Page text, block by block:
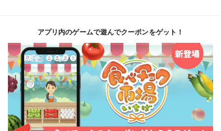
━━━━━━━━━━━━━━
1パックでも4パックでも送料は同じです◎
ご家族やご友人とシェアされる方、
毎年まとめてご注文いただくリピーター様も多数いらっ
アプリ内のゲームで遊んでクーポンをゲット！